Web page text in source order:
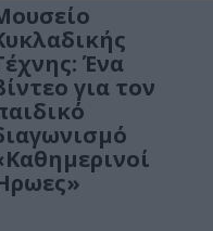
Ένα
για τον